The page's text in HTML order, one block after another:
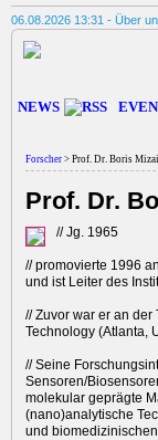
06.08.2026 13:31 - Über
NEWS
Forscher > Prof. Dr. Boris
Prof. Dr.
// Jg. 1965
// promovierte 1996
und ist Leiter des
// Zuvor war er an
Technology ­(Atlanta,
// Seine
Sensoren/
molekular ge­prä­g­te
(nano)analytische
und